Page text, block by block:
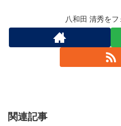
八和田 清秀を
関連記事